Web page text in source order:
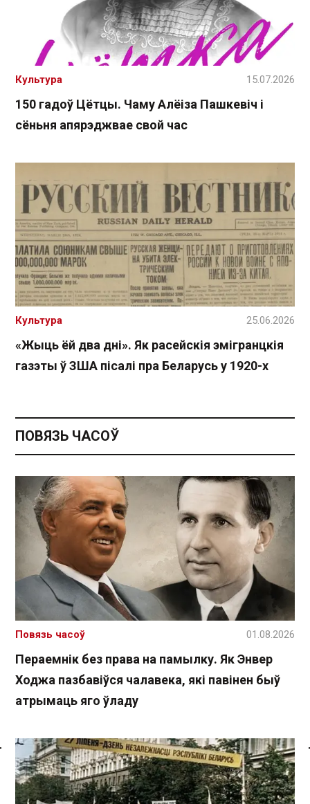
Спасылка без VPN
150 гадоў Цётцы. Чаму Алёіза Пашкевіч і
сёньня апярэджвае свой час
Культура 15.07.2026
«Жыць ёй два дні». Як расейскія эмігранцкія
газэты ў ЗША пісалі пра Беларусь у 1920-х
Культура 25.06.2026
ПОВЯЗЬ ЧАСОЎ
Пераемнік без права на памылку. Як Энвер
Ходжа пазбавіўся чалавека, які павінен быў
атрымаць яго ўладу
Повязь часоў 01.08.2026